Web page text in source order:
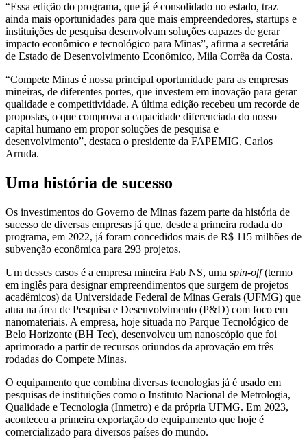
“Essa edição do programa, que já é consolidado no estado, traz
ainda mais oportunidades para que mais empreendedores, startups e
instituições de pesquisa desenvolvam soluções capazes de gerar
impacto econômico e tecnológico para Minas”, afirma a secretária
de Estado de Desenvolvimento Econômico, Mila Corrêa da Costa.
“Compete Minas é nossa principal oportunidade para as empresas
mineiras, de diferentes portes, que investem em inovação para gerar
qualidade e competitividade. A última edição recebeu um recorde de
propostas, o que comprova a capacidade diferenciada do nosso
capital humano em propor soluções de pesquisa e
desenvolvimento”, destaca o presidente da FAPEMIG, Carlos
Arruda.
Uma história de sucesso
Os investimentos do Governo de Minas fazem parte da história de
sucesso de diversas empresas já que, desde a primeira rodada do
programa, em 2022, já foram concedidos mais de R$ 115 milhões de
subvenção econômica para 293 projetos.
Um desses casos é a empresa mineira Fab NS, uma spin-off(termo
em inglês para designar empreendimentos que surgem de projetos
acadêmicos) da Universidade Federal de Minas Gerais (UFMG) que
atua na área de Pesquisa e Desenvolvimento (P&D) com foco em
nanomateriais. A empresa, hoje situada no Parque Tecnológico de
Belo Horizonte (BH Tec), desenvolveu um nanoscópio que foi
aprimorado a partir de recursos oriundos da aprovação em três
rodadas do Compete Minas.
O equipamento que combina diversas tecnologias já é usado em
pesquisas de instituições como o Instituto Nacional de Metrologia,
Qualidade e Tecnologia (Inmetro) e da própria UFMG. Em 2023,
aconteceu a primeira exportação do equipamento que hoje é
comercializado para diversos países do mundo.